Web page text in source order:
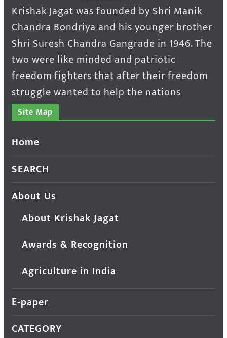
Krishak Jagat was founded by Shri Manik
Chandra Bondriya and his younger brother
Shri Suresh Chandra Gangrade in 1946. The
two were like minded and patriotic
freedom fighters that after their freedom
struggle wanted to help the nations
Site Map
Home
SEARCH
About Us
About Krishak Jagat
Awards & Recognition
Agriculture in India
E-paper
CATEGORY